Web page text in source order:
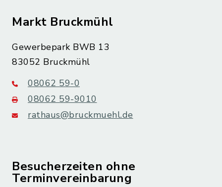
Markt Bruckmühl
Gewerbepark BWB 13
83052 Bruckmühl
08062 59-0
08062 59-9010
rathaus@bruckmuehl.de
Besucherzeiten ohne
Terminvereinbarung